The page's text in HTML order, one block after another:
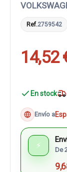
Ref.2759542
14,52
En stock
Envío a
⚡ De